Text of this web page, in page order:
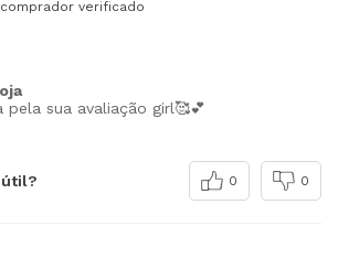
comprador verificado
pela sua avaliação girl🥰💕
útil? 0 0